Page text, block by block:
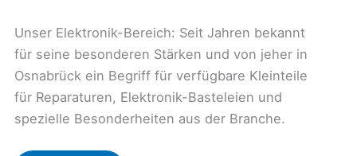
Unser Elektronik-Bereich: Seit Jahren bekannt
für seine besonderen Stärken und von jeher in
Osnabrück ein Begriff für verfügbare Kleinteile
für Reparaturen, Elektronik-Basteleien und
spezielle Besonderheiten aus der Branche.